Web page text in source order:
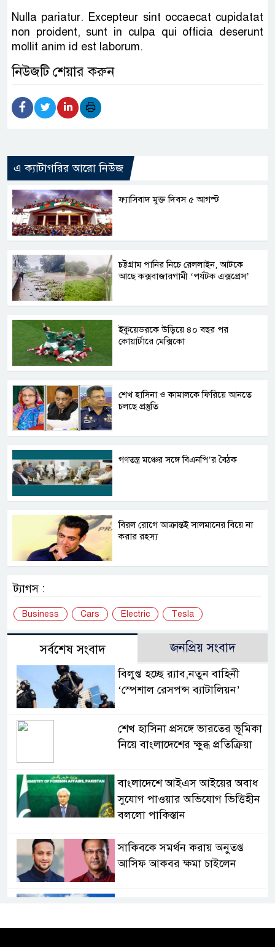
Nulla pariatur. Excepteur sint occaecat cupidatat
non proident, sunt in culpa qui officia deserunt
mollit anim id est laborum.
নিউজটি শেয়ার করুন
এ ক্যাটাগরির আরো নিউজ
ফ্যাসিবাদ মুক্ত দিবস ৫ আগস্ট
চট্টগ্রাম পানির নিচে রেললাইন, আটকে
আছে কক্সবাজারগামী ‘পর্যটক এক্সপ্রেস’
ইকুয়েডরকে উড়িয়ে ৪০ বছর পর
কোয়ার্টারে মেক্সিকো
শেখ হাসিনা ও কামালকে ফিরিয়ে আনতে
চলছে প্রস্তুতি
গণতন্ত্র মঞ্চের সঙ্গে বিএনপি’র বৈঠক
বিরল রোগে আক্রান্তই সালমানের বিয়ে না
করার রহস্য
ট্যাগস :
Business Cars Electric Tesla
সর্বশেষ সংবাদ জনপ্রিয় সংবাদ
বিলুপ্ত হচ্ছে র‍্যাব,নতুন বাহিনী
‘স্পেশাল রেসপন্স ব্যাটালিয়ন’
শেখ হাসিনা প্রসঙ্গে ভারতের ভূমিকা
নিয়ে বাংলাদেশের ক্ষুব্ধ প্রতিক্রিয়া
বাংলাদেশে আইএস আইয়ের অবাধ
সুযোগ পাওয়ার অভিযোগ ভিত্তিহীন
বললো পাকিস্তান
সাকিবকে সমর্থন করায় অনুতপ্ত
আসিফ আকবর ক্ষমা চাইলেন